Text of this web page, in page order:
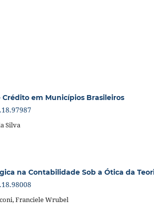
Crédito em Municípios Brasileiros
Silva
na Contabilidade Sob a Ótica da
Franciele Wrubel